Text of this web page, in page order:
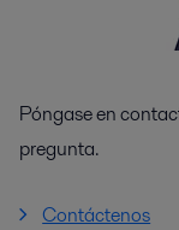
Póngase en
pregunta.
Contáctenos